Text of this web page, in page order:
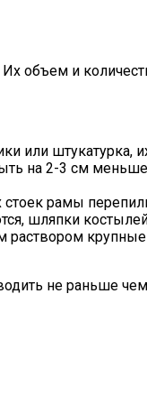
объем и
или штукатурка,
на 2-3 см
рамы
шляпки
крупные
не раньше